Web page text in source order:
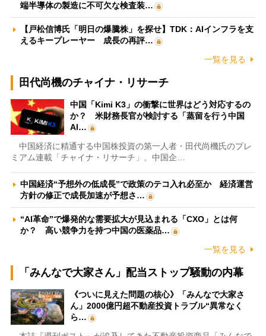
端半導体の製造に不可欠な検査装…
【戸松信博氏「明日の爆騰株」を探せ】TDK：AIインフラを支
えるキープレーヤー 成長の再評…
一覧を見る
田代尚機のチャイナ・リサーチ
中国「Kimi K3」の衝撃に世界はどう対応するの
か？ 米財務長官が検討する「蒸留を行う中国
AI…
中国経済に精通する中国株投資の第一人者・田代尚機氏のプレ
ミアム連載「チャイナ・リサーチ」。中国企…
中国経済“予想外の低成長”で政策のテコ入れ必至か 経済運営
方針の修正で成長加速が予想さ…
“AI革命”で爆発的な需要拡大が見込まれる「CXO」とは何
か？ 高い競争力を持つ中国の医薬品…
一覧を見る
「みんなで大家さん」配当ストップ騒動の内幕
《ついに見えた問題の核心》「みんなで大家さ
ん」2000億円超不動産投資トラブル“異常なく
ら…